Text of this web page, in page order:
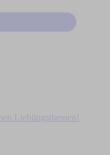
Lieblingsthemen!